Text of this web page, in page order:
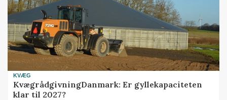
KVÆG
KvægrådgivningDanmark: Er gyllekapaciteten
klar til 2027?